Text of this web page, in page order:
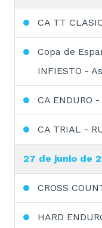
CA TT
Copa de
INFIESTO -
CA ENDURO
CA TRIAL -
27 de junio de
CROSS
HARD